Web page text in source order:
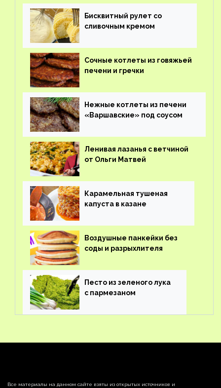
Бисквитный рулет со
сливочным кремом
Сочные котлеты из говяжьей
печени и гречки
Нежные котлеты из печени
«Варшавские» под соусом
Ленивая лазанья с ветчиной
от Ольги Матвей
Карамельная тушеная
капуста в казане
Воздушные панкейки без
соды и разрыхлителя
Песто из зеленого лука
с пармезаном
Все материалы на данном сайте взяты из открытых источников и